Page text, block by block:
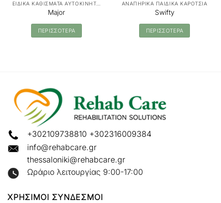
Major
ΠΕΡΙΣΣΟΤΕΡΑ
ΑΝΑΠΗΡΙΚΑ ΠΑΙΔΙΚΑ ΚΑΡΟΤΣΙΑ
Swifty
ΠΕΡΙΣΣΟΤΕΡΑ
+302109738810 +302316009384
info@rehabcare.gr
thessaloniki@rehabcare.gr
Ωράριο λειτουργίας 9:00-17:00
ΧΡΗΣΙΜΟΙ ΣΥΝΔΕΣΜΟΙ